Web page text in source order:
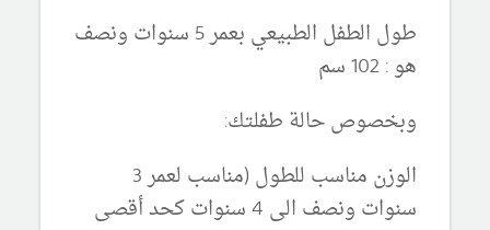
طول الطفل الطبيعي بعمر 5 سنوات ونصف
هو : 102 سم
وبخصوص حالة طفلتك:
الوزن مناسب للطول (مناسب لعمر 3
سنوات ونصف الى 4 سنوات كحد أقصى